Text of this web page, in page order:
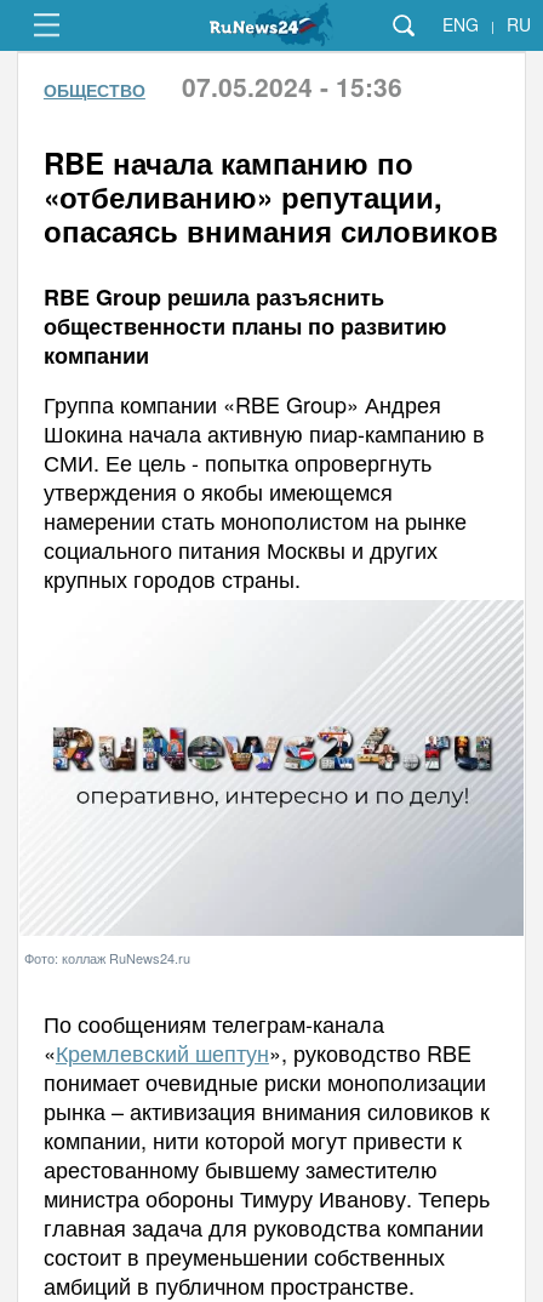
ENG | RU
ОБЩЕСТВО 07.05.2024 - 15:36
RBE начала кампанию по
«отбеливанию» репутации,
опасаясь внимания силовиков
RBE Group решила разъяснить
общественности планы по развитию
компании
Группа компании «RBE Group» Андрея
Шокина начала активную пиар-кампанию в
СМИ. Ее цель - попытка опровергнуть
утверждения о якобы имеющемся
намерении стать монополистом на рынке
социального питания Москвы и других
крупных городов страны.
Фото: коллаж RuNews24.ru
По сообщениям телеграм-канала
«Кремлевский шептун», руководство RBE
понимает очевидные риски монополизации
рынка – активизация внимания силовиков к
компании, нити которой могут привести к
арестованному бывшему заместителю
министра обороны Тимуру Иванову. Теперь
главная задача для руководства компании
состоит в преуменьшении собственных
амбиций в публичном пространстве.